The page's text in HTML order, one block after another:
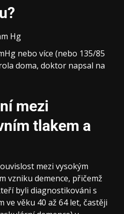
Hg
nebo více (nebo 135/85
doma, doktor napsal na
mezi
tlakem a
mezi vysokým
vzniku demence, přičemž
byli diagnostikováni s
ve věku 40 až 64 let, častěji